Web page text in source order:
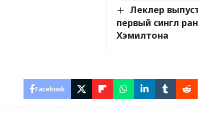
Леклер
первый сингл
Хэмилтона
Facebook